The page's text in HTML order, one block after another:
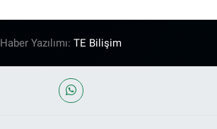
Haber Yazılımı:TE Bilişim